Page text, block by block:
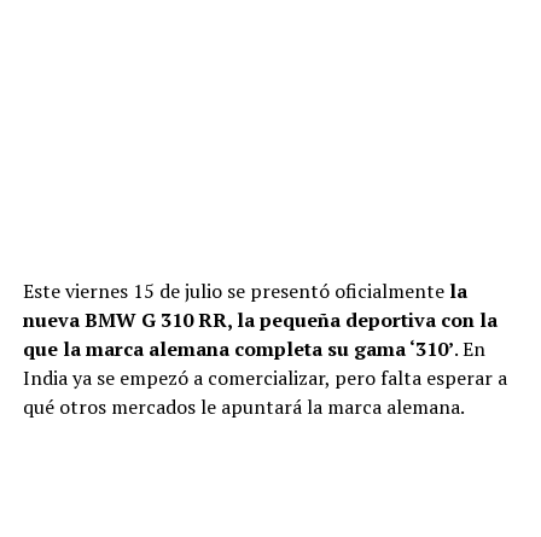
Este viernes 15 de julio se presentó oficialmente la
nueva BMW G 310 RR, la pequeña deportiva con la
que la marca alemana completa su gama ‘310’. En
India ya se empezó a comercializar, pero falta esperar a
qué otros mercados le apuntará la marca alemana.